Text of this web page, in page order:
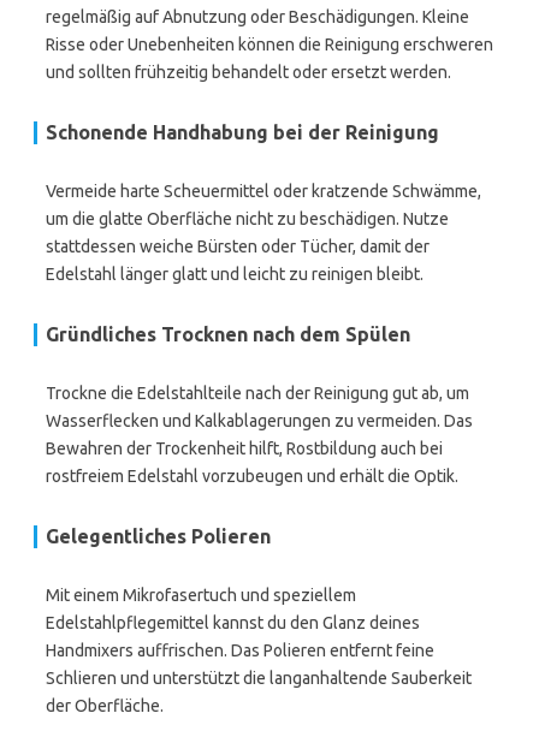
regelmäßig auf Abnutzung oder Beschädigungen. Kleine
Risse oder Unebenheiten können die Reinigung erschweren
und sollten frühzeitig behandelt oder ersetzt werden.
Schonende Handhabung bei der Reinigung
Vermeide harte Scheuermittel oder kratzende Schwämme,
um die glatte Oberfläche nicht zu beschädigen. Nutze
stattdessen weiche Bürsten oder Tücher, damit der
Edelstahl länger glatt und leicht zu reinigen bleibt.
Gründliches Trocknen nach dem Spülen
Trockne die Edelstahlteile nach der Reinigung gut ab, um
Wasserflecken und Kalkablagerungen zu vermeiden. Das
Bewahren der Trockenheit hilft, Rostbildung auch bei
rostfreiem Edelstahl vorzubeugen und erhält die Optik.
Gelegentliches Polieren
Mit einem Mikrofasertuch und speziellem
Edelstahlpflegemittel kannst du den Glanz deines
Handmixers auffrischen. Das Polieren entfernt feine
Schlieren und unterstützt die langanhaltende Sauberkeit
der Oberfläche.